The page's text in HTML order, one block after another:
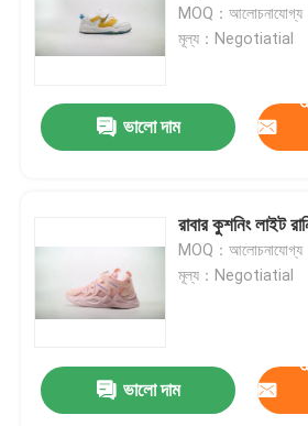
MOQ：আলোচনাযোগ্য
মূল্য：Negotiatial
ভালো দাম
রাবার কুশনিং লাইট
MOQ：আলোচনাযোগ্য
মূল্য：Negotiatial
ভালো দাম